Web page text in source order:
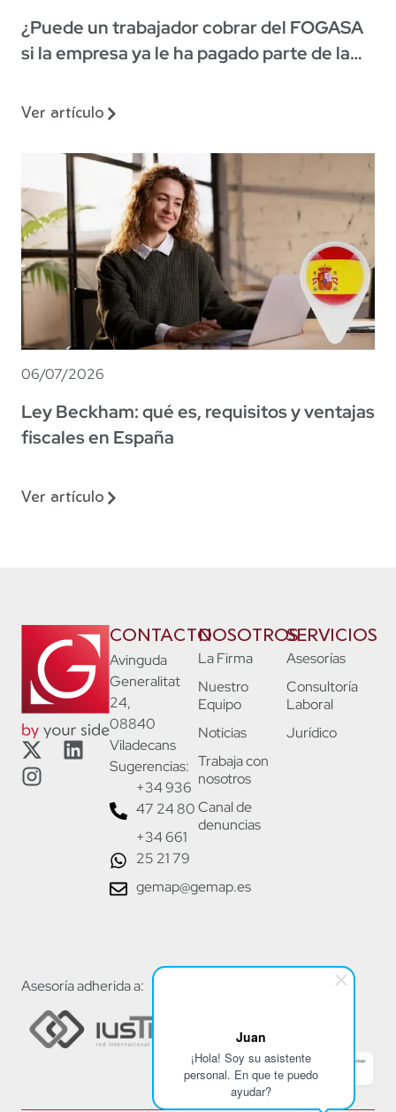
Juan
¡Hola! Soy su asistente
personal. En que te puedo
ayudar?
¿Puede un trabajador cobrar del FOGASA
si la empresa ya le ha pagado parte de la
Ver artículo
06/07/2026
Ley Beckham: qué es, requisitos y ventajas
fiscales en España
Ver artículo
NOSOTROS
La Firma
Nuestro
Equipo
Noticias
Trabaja con
nosotros
Canal de
denuncias
SERVICIOS
Asesorías
Consultoría
Laboral
Jurídico
CONTACTO
Avinguda
Generalitat
24,
08840
Viladecans
Sugerencias:
+34 936
47 24 80
+34 661
25 21 79
gemap@gemap.es
Asesoría adherida a: